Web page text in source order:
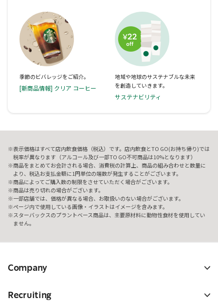
季節のビバレッジをご紹介。
[新商品情報] クリア コーヒー
地域や地球のサステナブルな未来
を創造していきます。
サステナビリティ
表示価格はすべて店内飲食価格（税込）です。店内飲食とTO GO(お持ち帰り)では
税率が異なります（アルコール及び一部TO GO不可商品は10%となります）
商品をまとめてお会計される場合、消費税の計算上、商品の組み合わせと数量に
より、税込お支払金額に1円単位の端数が発生することがございます。
商品によってご購入数の制限をさせていただく場合がございます。
商品は売り切れの場合がございます。
一部店舗では、価格が異なる場合、お取扱いのない場合がございます。
ページ内で使用している画像・イラストはイメージを含みます。
スターバックスのプラントベース商品は、主要原材料に動物性食材を使用してい
ません。
Company
Recruiting